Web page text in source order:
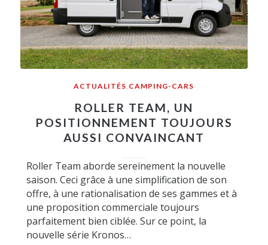
ACTUALITÉS CAMPING-CARS
ROLLER TEAM, UN
POSITIONNEMENT TOUJOURS
AUSSI CONVAINCANT
Roller Team aborde sereinement la nouvelle
saison. Ceci grâce à une simplification de son
offre, à une rationalisation de ses gammes et à
une proposition commerciale toujours
parfaitement bien ciblée. Sur ce point, la
nouvelle série Kronos…